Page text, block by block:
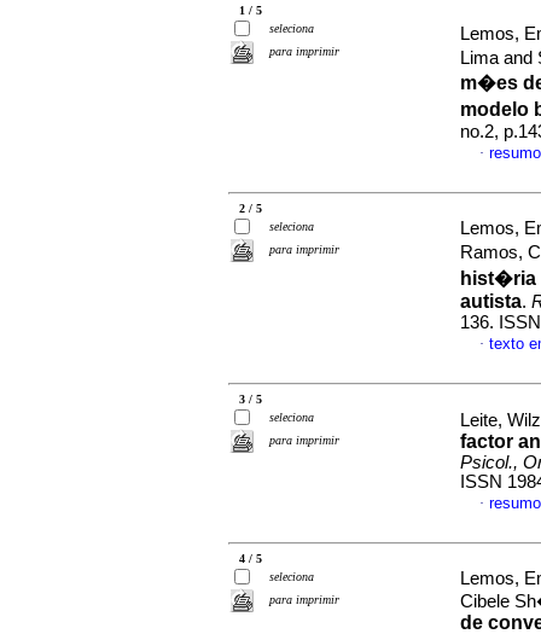
1 / 5
seleciona
para imprimir
Lemos,
Lima
m�es
modelo
no.2,
·
2 / 5
seleciona
para imprimir
Lemos,
Ramos,
hist�ria
autista.
136.
· texto
3 / 5
seleciona
para imprimir
Leite,
factor
Psicol.,
ISSN
·
4 / 5
seleciona
para imprimir
Lemos,
Cibele
de